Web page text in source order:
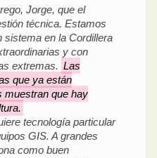
Jorge, que el
técnica. Estamos
sistema en la Cordillera
y con
extremas. Las
que ya están
muestran que hay
tecnología particular
GIS. A grandes
como buen